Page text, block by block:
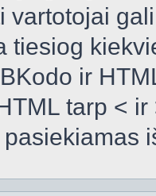
vartotojai
tiesiog
ir
tarp <